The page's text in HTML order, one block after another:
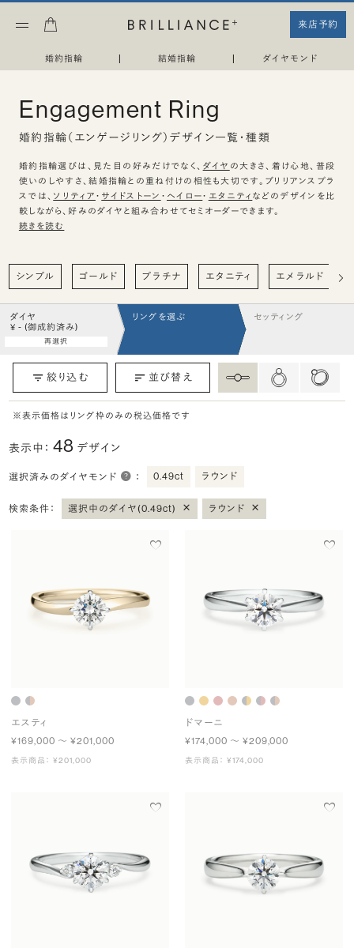
来店予約
婚約指輪 | 結婚指輪 | ダイヤモンド
Engagement Ring
婚約指輪（エンゲージリング）デザイン一覧・種類
婚約指輪選びは、見た目の好みだけでなく、 ダイヤ の大きさ、着け心地、普段
使いのしやすさ、結婚指輪との重ね付けの相性も大切です。ブリリアンスプラ
スでは、 ソリティア ・ サイドストーン ・ ヘイロー・ エタニティ などのデザインを比
較しながら、好みのダイヤと組み合わせてセミオーダーできます。
続きを読む
シンプル ゴールド プラチナ エタニティ エメラルド
ダイヤ
¥ - (御成約済み)
再選択
リングを選ぶ セッティング
絞り込む 並び替え
※表示価格はリング枠のみの税込価格です
表示中：48 デザイン
選択済みのダイヤモンド ： 0.49ct ラウンド
検索条件： 選択中のダイヤ(0.49ct) × ラウンド ×
エスティ
¥169,000 〜 ¥201,000
表示商品： ¥201,000
ドマーニ
¥174,000 〜 ¥209,000
表示商品： ¥174,000